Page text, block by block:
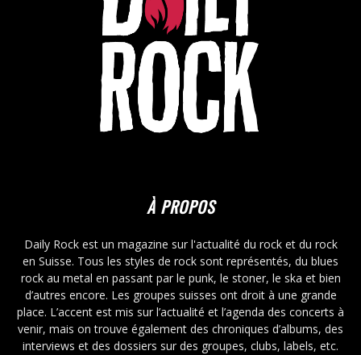
À PROPOS
Daily Rock est un magazine sur l'actualité du rock et du rock
en Suisse. Tous les styles de rock sont représentés, du blues
rock au metal en passant par le punk, le stoner, le ska et bien
d’autres encore. Les groupes suisses ont droit à une grande
place. L’accent est mis sur l’actualité et l’agenda des concerts à
venir, mais on trouve également des chroniques d’albums, des
interviews et des dossiers sur des groupes, clubs, labels, etc.